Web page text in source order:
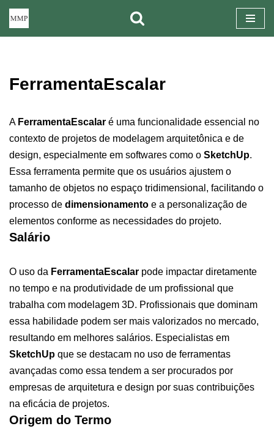
conteúdo
FerramentaEscalar
A FerramentaEscalar é uma funcionalidade essencial no
contexto de projetos de modelagem arquitetônica e de
design, especialmente em softwares como o SketchUp.
Essa ferramenta permite que os usuários ajustem o
tamanho de objetos no espaço tridimensional, facilitando o
processo de dimensionamento e a personalização de
elementos conforme as necessidades do projeto.
Salário
O uso da FerramentaEscalar pode impactar diretamente
no tempo e na produtividade de um profissional que
trabalha com modelagem 3D. Profissionais que dominam
essa habilidade podem ser mais valorizados no mercado,
resultando em melhores salários. Especialistas em
SketchUp que se destacam no uso de ferramentas
avançadas como essa tendem a ser procurados por
empresas de arquitetura e design por suas contribuições
na eficácia de projetos.
Origem do Termo